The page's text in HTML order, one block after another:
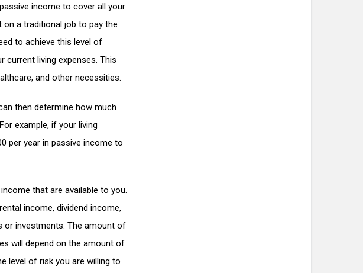
income to cover all your
on a traditional job to pay the
to achieve this level of
current living expenses. This
and other necessities.
then determine how much
example, if your living
per year in passive income to
that are available to you.
income, dividend income,
or investments. The amount of
will depend on the amount of
level of risk you are willing to